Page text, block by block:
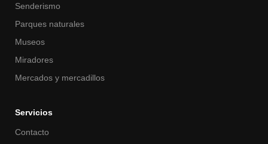
Senderismo
Parques naturales
Museos
Miradores
Mercados y mercadillos
Servicios
Contacto